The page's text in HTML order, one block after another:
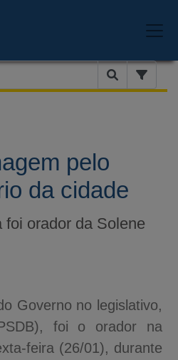
pelo
da cidade
foi orador da Solene
Governo no legislativo,
foi o orador na
feira (26/01), durante